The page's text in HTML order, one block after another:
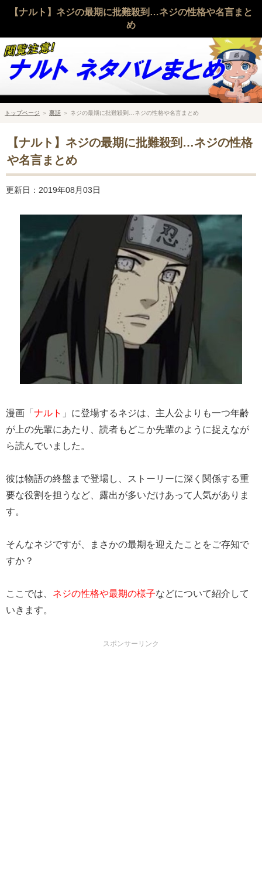
【ナルト】ネジの最期に批難殺到…ネジの性格や名言まと
め
トップページ ＞ 裏話 ＞ ネジの最期に批難殺到…ネジの性格や名言まとめ
【ナルト】ネジの最期に批難殺到…ネジの性格
や名言まとめ
更新日：2019年08月03日
漫画「 ナルト 」に登場するネジは、主人公よりも一つ年齢
が上の先輩にあたり、読者もどこか先輩のように捉えなが
ら読んでいました。
彼は物語の終盤まで登場し、ストーリーに深く関係する重
要な役割を担うなど、露出が多いだけあって人気がありま
す。
そんなネジですが、まさかの最期を迎えたことをご存知で
すか？
ここでは、 ネジの性格や最期の様子などについて紹介して
いきます。
スポンサーリンク